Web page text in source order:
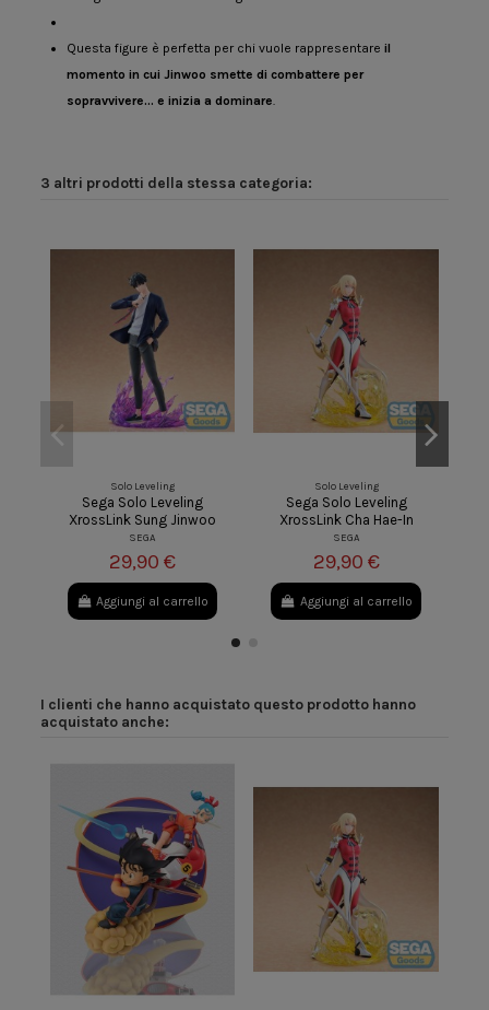
Questa figure è perfetta per chi vuole rappresentareil
momento in cui Jinwoo smette di combattere per
sopravvivere… e inizia a dominare.
3 altri prodotti della stessa categoria:
Solo Leveling
Sega Solo Leveling
XrossLink Sung Jinwoo
SEGA
29,90 €
Aggiungi al carrello
Solo Leveling
Sega Solo Leveling
XrossLink Cha Hae-In
SEGA
29,90 €
Aggiungi al carrello
I clienti che hanno acquistato questo prodotto hanno
acquistato anche: